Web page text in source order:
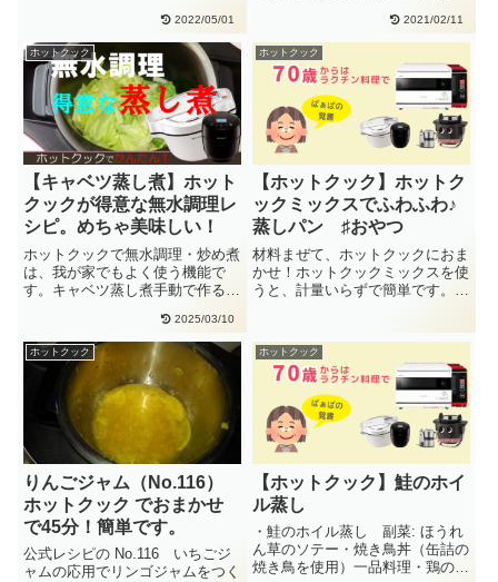
2022/05/01 2021/02/11
ホットクック
【キャベツ蒸し煮】ホット
クックが得意な無水調理レ
シピ。めちゃ美味しい！
ホットクックで無水調理・炒め煮
は、我が家でもよく使う機能で
す。キャベツ蒸し煮手動で作る⇒
2025/03/10
ホットクック
【ホットクック】ホットク
ックミックスでふわふわ♪
蒸しパン ♯おやつ
材料まぜて、ホットクックにおま
かせ！ホットクックミックスを使
うと、計量いらずで簡単です。ふ
ホットクック
りんごジャム（No.116）
ホットクック でおまかせ
で45分！簡単です。
公式レシピの No.116 いちごジ
ャムの応用でリンゴジャムをつく
ホットクック
【ホットクック】鮭のホイ
ル蒸し
・鮭のホイル蒸し 副菜: ほうれ
ん草のソテー・焼き鳥丼（缶詰の
焼き鳥を使用）一品料理・鶏の唐